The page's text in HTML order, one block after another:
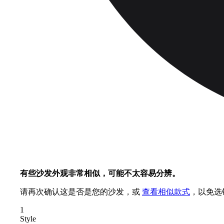
有些沙发外观非常相似，可能不太容易分辨。
请再次确认这是否是您的沙发，或 查看相似款式 ，以免
1
Style